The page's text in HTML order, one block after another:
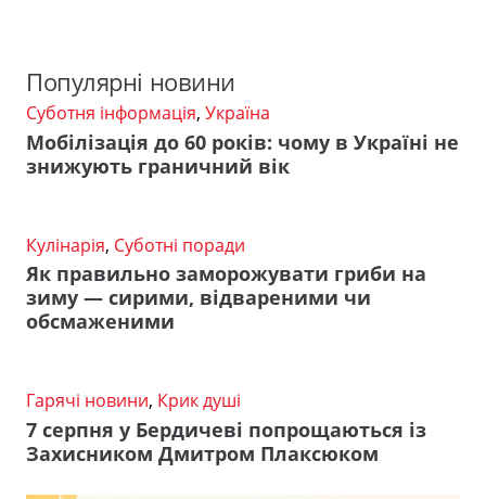
Популярні новини
Суботня інформація, Україна
Мобілізація до 60 років: чому в Україні не
знижують граничний вік
Кулінарія, Суботні поради
Як правильно заморожувати гриби на
зиму — сирими, відвареними чи
обсмаженими
Гарячі новини, Крик душі
7 серпня у Бердичеві попрощаються із
Захисником Дмитром Плаксюком